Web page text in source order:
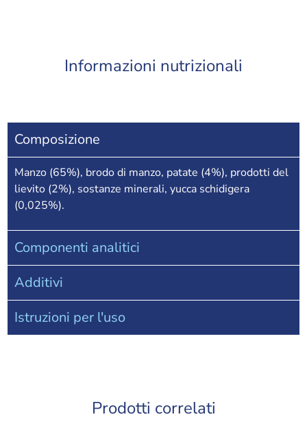
Informazioni nutrizionali
Composizione
Manzo (65%), brodo di manzo, patate (4%), prodotti del
lievito (2%), sostanze minerali, yucca schidigera
(0,025%).
Componenti analitici
Additivi
Istruzioni per l'uso
Prodotti correlati